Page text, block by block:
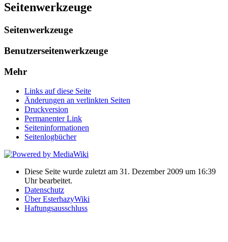
Seitenwerkzeuge
Seitenwerkzeuge
Benutzerseitenwerkzeuge
Mehr
Links auf diese Seite
Änderungen an verlinkten Seiten
Druckversion
Permanenter Link
Seiten­informationen
Seitenlogbücher
Diese Seite wurde zuletzt am 31. Dezember 2009 um 16:39
Uhr bearbeitet.
Datenschutz
Über EsterhazyWiki
Haftungsausschluss